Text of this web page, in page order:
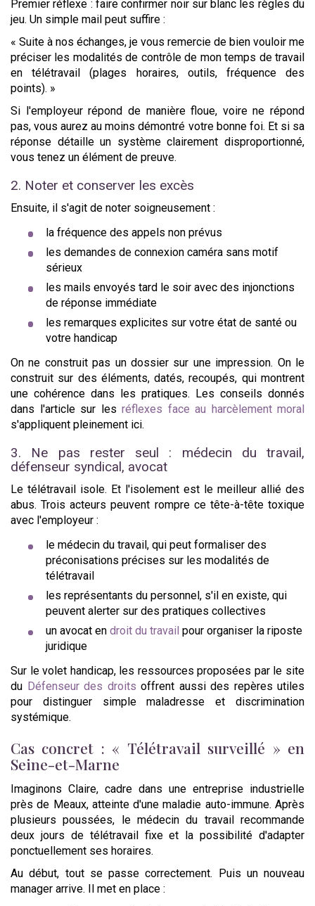
Premier réflexe : faire confirmer noir sur blanc les règles du
jeu. Un simple mail peut suffire :
« Suite à nos échanges, je vous remercie de bien vouloir me
préciser les modalités de contrôle de mon temps de travail
en télétravail (plages horaires, outils, fréquence des
points). »
Si l'employeur répond de manière floue, voire ne répond
pas, vous aurez au moins démontré votre bonne foi. Et si sa
réponse détaille un système clairement disproportionné,
vous tenez un élément de preuve.
2. Noter et conserver les excès
Ensuite, il s'agit de noter soigneusement :
la fréquence des appels non prévus
les demandes de connexion caméra sans motif
sérieux
les mails envoyés tard le soir avec des injonctions
de réponse immédiate
les remarques explicites sur votre état de santé ou
votre handicap
On ne construit pas un dossier sur une impression. On le
construit sur des éléments, datés, recoupés, qui montrent
une cohérence dans les pratiques. Les conseils donnés
dans l'article sur les réflexes face au harcèlement moral
s'appliquent pleinement ici.
3. Ne pas rester seul : médecin du travail,
défenseur syndical, avocat
Le télétravail isole. Et l'isolement est le meilleur allié des
abus. Trois acteurs peuvent rompre ce tête-à-tête toxique
avec l'employeur :
le médecin du travail, qui peut formaliser des
préconisations précises sur les modalités de
télétravail
les représentants du personnel, s'il en existe, qui
peuvent alerter sur des pratiques collectives
un avocat en droit du travail pour organiser la riposte
juridique
Sur le volet handicap, les ressources proposées par le site
du Défenseur des droits offrent aussi des repères utiles
pour distinguer simple maladresse et discrimination
systémique.
Cas concret : « Télétravail surveillé » en
Seine-et-Marne
Imaginons Claire, cadre dans une entreprise industrielle
près de Meaux, atteinte d'une maladie auto-immune. Après
plusieurs poussées, le médecin du travail recommande
deux jours de télétravail fixe et la possibilité d'adapter
ponctuellement ses horaires.
Au début, tout se passe correctement. Puis un nouveau
manager arrive. Il met en place :